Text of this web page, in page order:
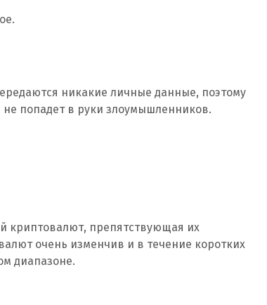
никакие личные данные, поэтому
попадет в руки злоумышленников.
криптовалют, препятствующая их
очень изменчив и в течение коротких
диапазоне.